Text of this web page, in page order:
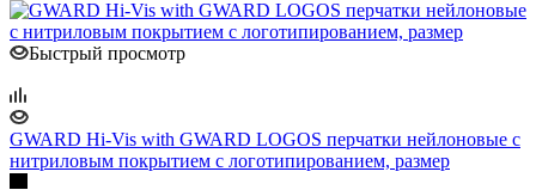
Быстрый просмотр
GWARD Hi-Vis with GWARD LOGOS перчатки нейлоновые с
нитриловым покрытием с логотипированием, размер